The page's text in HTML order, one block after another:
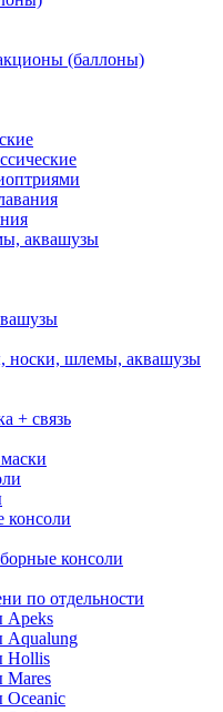
(баллоны)
аквашузы
носки, шлемы, аквашузы
+ связь
консоли
консоли
по отдельности
Apeks
Aqualung
Hollis
Mares
Oceanic